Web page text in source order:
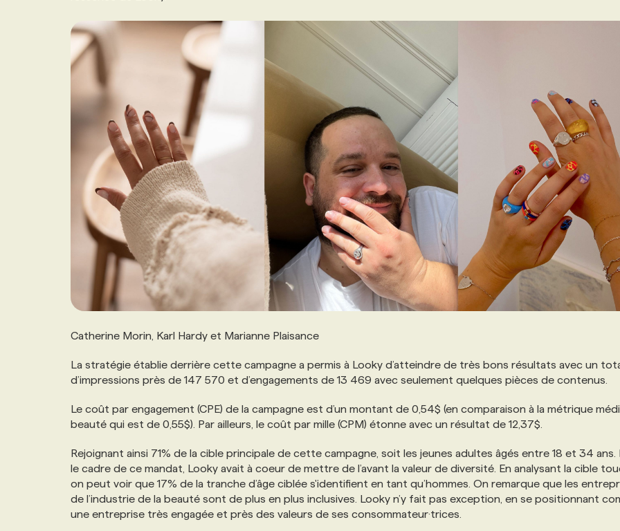
Catherine Morin, Karl Hardy et Marianne Plaisance
La stratégie établie derrière cette campagne a permis à Looky d’atteindre de très bons résultats avec un
d’impressions près de 147 570 et d’engagements de 13 469 avec seulement quelques pièces de contenus.
Le coût par engagement (CPE) de la campagne est d’un montant de 0,54$ (en comparaison à la métrique
beauté qui est de 0,55$). Par ailleurs, le coût par mille (CPM) étonne avec un résultat de 12,37$.
Rejoignant ainsi 71% de la cible principale de cette campagne, soit les jeunes adultes âgés entre 18 et 34 ans.
le cadre de ce mandat, Looky avait à coeur de mettre de l’avant la valeur de diversité. En analysant la cible
on peut voir que 17% de la tranche d’âge ciblée s'identifient en tant qu’hommes. On remarque que les
de l’industrie de la beauté sont de plus en plus inclusives. Looky n’y fait pas exception, en se positionnant
une entreprise très engagée et près des valeurs de ses consommateur·trices.